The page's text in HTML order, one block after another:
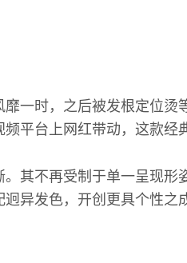
一时，之后被发根定位烫
平台上网红带动，这款经
其不再受制于单一呈现形
异发色，开创更具个性之